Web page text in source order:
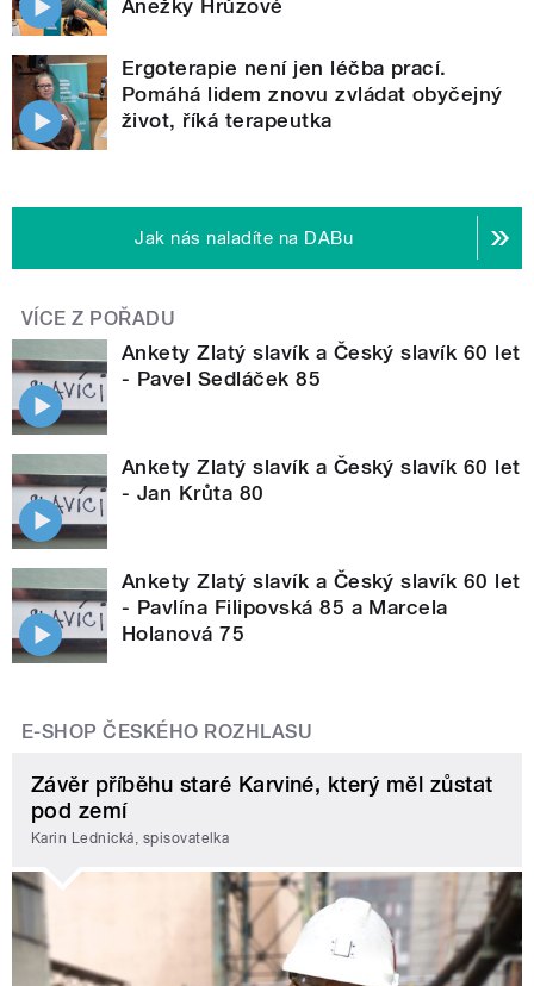
Anežky Hrůzové
Ergoterapie není jen léčba prací.
Pomáhá lidem znovu zvládat obyčejný
život, říká terapeutka
Jak nás naladíte na DABu
VÍCE Z POŘADU
Ankety Zlatý slavík a Český slavík 60 let
- Pavel Sedláček 85
Ankety Zlatý slavík a Český slavík 60 let
- Jan Krůta 80
Ankety Zlatý slavík a Český slavík 60 let
- Pavlína Filipovská 85 a Marcela
Holanová 75
E-SHOP ČESKÉHO ROZHLASU
Závěr příběhu staré Karviné, který měl zůstat
pod zemí
Karin Lednická, spisovatelka